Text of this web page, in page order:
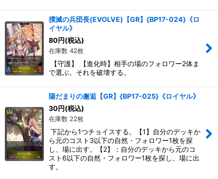
撲滅の兵団長(EVOLVE)【GR】{BP17-024}《ロ
イヤル》
80円(税込)
在庫数 42枚
【守護】 【進化時】相手の場のフォロワー2体ま
で選ぶ。それを破壊する。
陽だまりの邂逅【GR】{BP17-025}《ロイヤル》
30円(税込)
在庫数 22枚
下記から1つチョイスする。【1】自分のデッキか
ら元のコスト3以下の自然・フォロワー1枚を探
し、場に出す。【2】：自分のデッキから元のコ
スト6以下の自然・フォロワー1枚を探し、場に出
す。